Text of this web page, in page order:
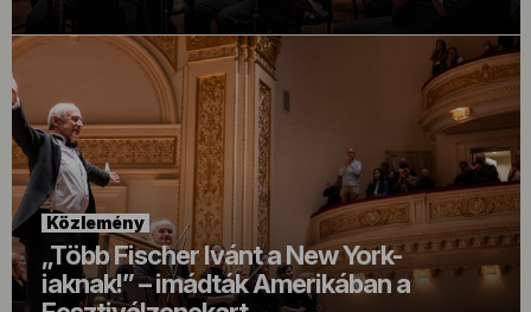
Közlemény
„Több Fischer Ivánt a New York-
iaknak!” – imádták Amerikában a